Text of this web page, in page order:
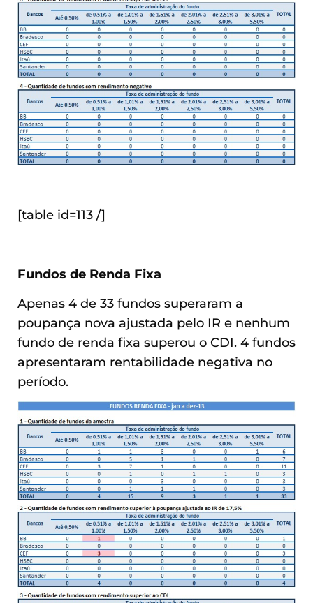
[table id=113 /]
Fundos de Renda Fixa
Apenas 4 de 33 fundos superaram a
poupança nova ajustada pelo IR e nenhum
fundo de renda fixa superou o CDI. 4 fundos
apresentaram rentabilidade negativa no
período.